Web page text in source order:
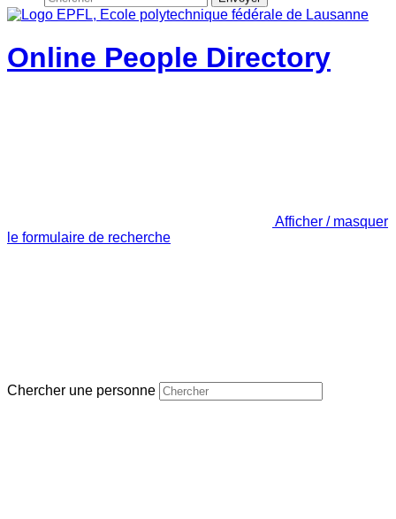
Online People Directory
Afficher / masquer
le formulaire de recherche
Chercher une personne